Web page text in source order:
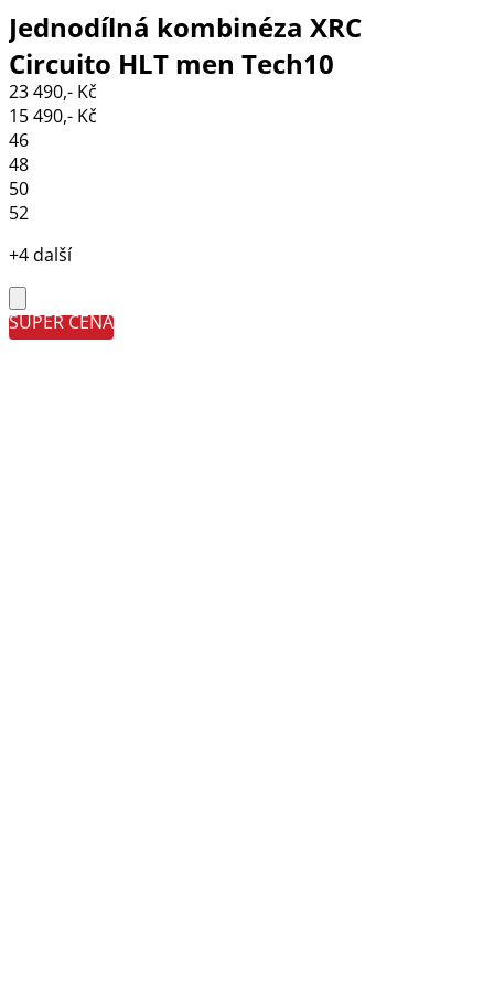
Jednodílná kombinéza XRC
Circuito HLT men Tech10
black/white
23 490,- Kč
15 490,- Kč
46
48
50
52
+4 další
SUPER CENA